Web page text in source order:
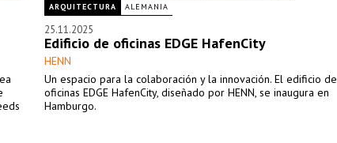
ARQUITECTURA ALEMANIA
25.11.2025
Edificio de oficinas EDGE HafenCity
HENN
Un espacio para la colaboración y la innovación. El edificio de
oficinas EDGE HafenCity, diseñado por HENN, se inaugura en
Hamburgo.